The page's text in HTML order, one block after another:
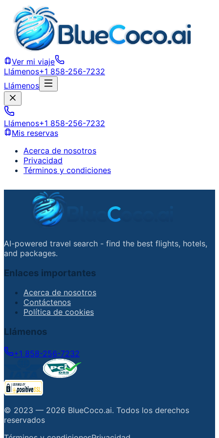
Ver mi viaje
Llámenos+1 858-256-7232
Llámenos
Llámenos+1 858-256-7232
Mis reservas
Acerca de nosotros
Privacidad
Términos y condiciones
AI-powered travel search - find the best flights, hotels,
and packages.
Enlaces importantes
Acerca de nosotros
Contáctenos
Política de cookies
Llámenos
+1 858-256-7232
© 2023 — 2026 BlueCoco.ai. Todos los derechos
reservados